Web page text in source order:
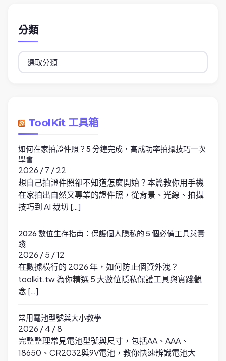
分類
分
類
ToolKit 工具箱
如何在家拍證件照？5 分鐘完成，高成功率拍攝技巧一次
學會
2026 / 7 / 22
想自己拍證件照卻不知道怎麼開始？本篇教你用手機
在家拍出自然又專業的證件照，從背景、光線、拍攝
技巧到 AI 裁切 […]
2026 數位生存指南：保護個人隱私的 5 個必備工具與實
踐
2026 / 5 / 12
在數據橫行的 2026 年，如何防止個資外洩？
toolkit.tw 為你精選 5 大數位隱私保護工具與實踐觀
念 […]
常用電池型號與大小教學
2026 / 4 / 8
完整整理常見電池型號與尺寸，包括AA、AAA、
18650、CR2032與9V電池，教你快速辨識電池大